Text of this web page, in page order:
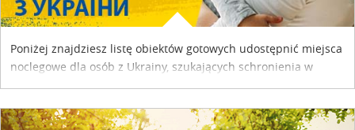
Poniżej znajdziesz listę obiektów gotowych udostępnić miejsca
noclegowe dla osób z Ukrainy, szukających schronienia w